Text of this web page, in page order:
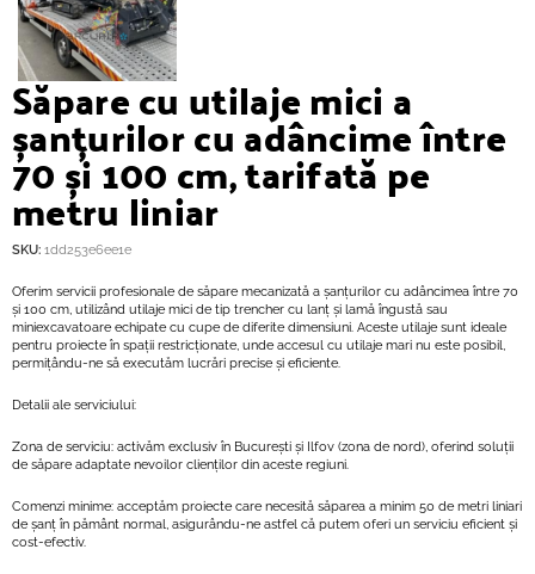
Săpare cu utilaje mici a
șanțurilor cu adâncime între
70 și 100 cm, tarifată pe
metru liniar
SKU: 1dd253e6ee1e
Oferim servicii profesionale de săpare mecanizată a șanțurilor cu adâncimea între 70
și 100 cm, utilizând utilaje mici de tip trencher cu lanț și lamă îngustă sau
miniexcavatoare echipate cu cupe de diferite dimensiuni. Aceste utilaje sunt ideale
pentru proiecte în spații restricționate, unde accesul cu utilaje mari nu este posibil,
permițându-ne să executăm lucrări precise și eficiente.
Detalii ale serviciului:
Zona de serviciu: activăm exclusiv în București și Ilfov (zona de nord), oferind soluții
de săpare adaptate nevoilor clienților din aceste regiuni.
Comenzi minime: acceptăm proiecte care necesită săparea a minim 50 de metri liniari
de șanț în pământ normal, asigurându-ne astfel că putem oferi un serviciu eficient și
cost-efectiv.